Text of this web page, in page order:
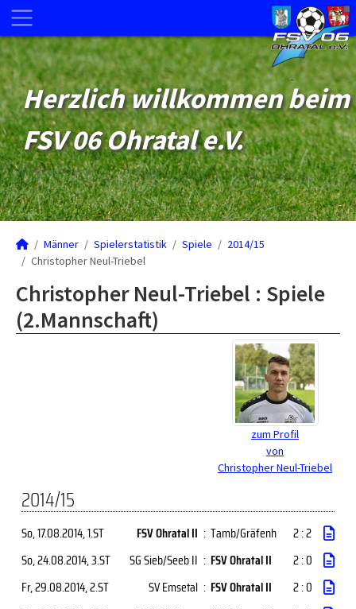
Herzlich willkommen beim
FSV 06 Ohratal e.V.
Männer Spielerstatistik Spiele
2014/15
Christopher Neul-Triebel
Christopher Neul-Triebel : Spiele
(2.Mannschaft)
zum Profil
von
Christopher Neul-Triebel
2014/15
So, 17.08.2014, 1.ST FSV Ohratal II : Tamb/Gräfenh
2 : 2
So, 24.08.2014, 3.ST SG Sieb/Seeb II : FSV Ohratal II
2 : 0
Fr, 29.08.2014, 2.ST SV Emsetal : FSV Ohratal II
2 : 0